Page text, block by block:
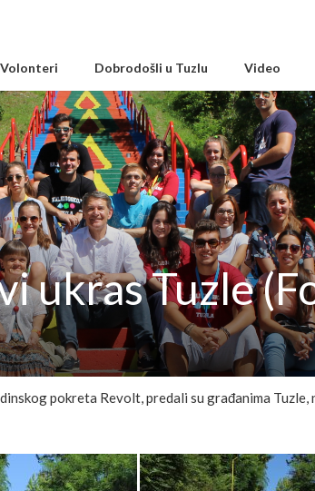
Volonteri Dobrodošli u Tuzlu Video
ukras Tuzle
pokreta Revolt, predali su građanima